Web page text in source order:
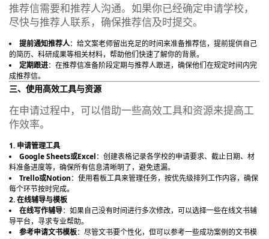
推荐信需要和推荐人沟通。如果你已经确定申请学校，
尽快与推荐人联系，确保推荐信及时提交。
提前通知推荐人：给文案老师留出充足的时间来准备推荐信，提前提供自己
的简历、科研成果等相关材料，帮助他们快速了解你的背景。
定期跟进：在推荐信准备阶段定期与推荐人跟进，确保他们在规定时间内完
成推荐信。
三、使用高效工具与资源
在申请过程中，可以借助一些高效工具和资源来提高工
作效率。
1. 申请管理工具
Google Sheets或Excel：创建表格记录各学校的申请要求、截止日期、材
料准备进度等，确保所有信息清晰明了，避免遗漏。
Trello或Notion：使用看板工具来管理任务，按优先级排列工作内容，确保
每个环节按时完成。
2. 在线辅导与模板
在线写作辅导：如果自己没有时间进行多次修改，可以选择一些在线文书辅
导平台，寻求专业帮助。
参考申请文书模板：尽管文书要个性化，但可以参考一些成功案例的文书模